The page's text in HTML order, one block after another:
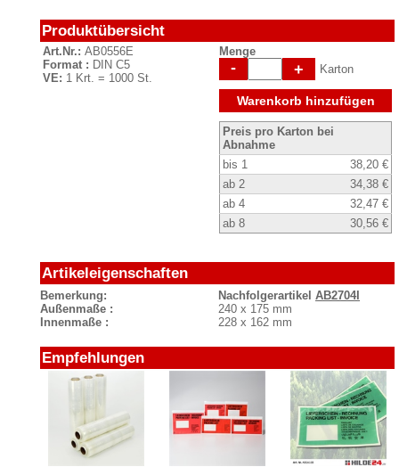
Produktübersicht
Art.Nr.: AB0556E
Format : DIN C5
VE: 1 Krt. = 1000 St.
Menge
- + Karton
Warenkorb hinzufügen
Preis pro Karton bei
Abnahme
bis 1
38,20 €
ab 2
34,38 €
ab 4
32,47 €
ab 8
30,56 €
Artikeleigenschaften
Bemerkung: Nachfolgerartikel AB2704I
Außenmaße :
240 x 175 mm
Innenmaße :
228 x 162 mm
Empfehlungen